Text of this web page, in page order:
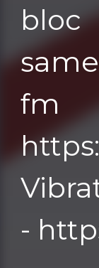
fm
-